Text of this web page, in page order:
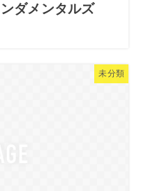
ダメンタルズ
未分類